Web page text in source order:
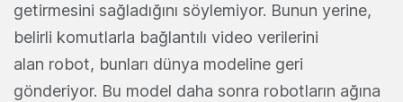
getirmesini sağladığını söylemiyor. Bunun yerine,
belirli komutlarla bağlantılı video verilerini
alan robot, bunları dünya modeline geri
gönderiyor. Bu model daha sonra robotların ağına